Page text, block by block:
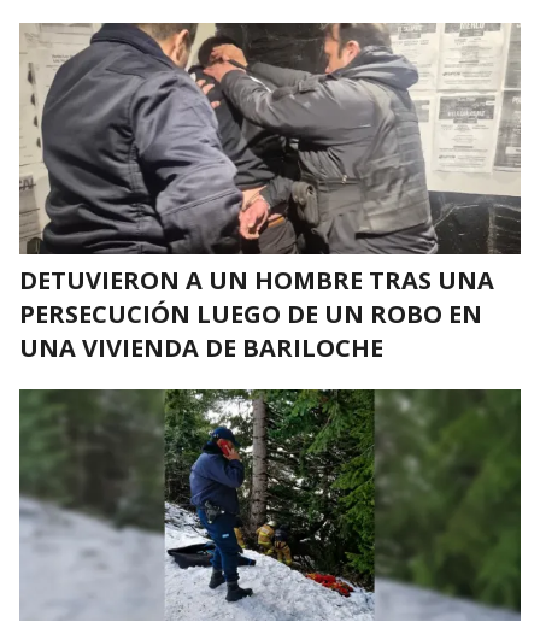
DETUVIERON A UN HOMBRE TRAS UNA
PERSECUCIÓN LUEGO DE UN ROBO EN
UNA VIVIENDA DE BARILOCHE